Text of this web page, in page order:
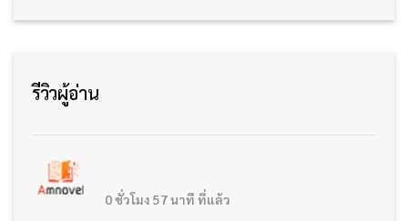
รีวิวผู้อ่าน
0 ชั่วโมง 57 นาที ที่แล้ว